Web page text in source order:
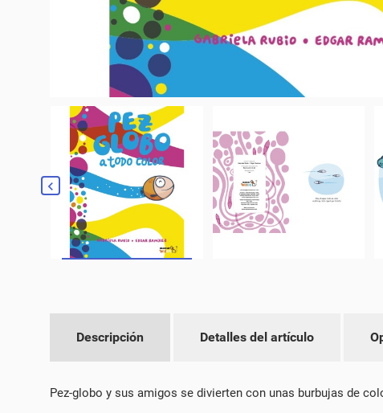
Descripción Detalles del artículo
Pez-globo y sus amigos se divierten con unas burbujas de